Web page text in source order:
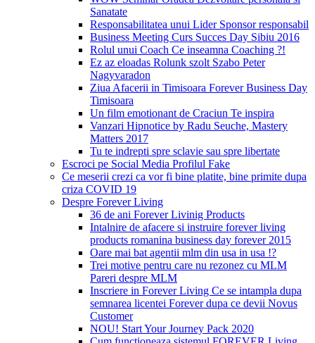
Sanatate
Responsabilitatea unui Lider Sponsor responsabil
Business Meeting Curs Succes Day Sibiu 2016
Rolul unui Coach Ce inseamna Coaching ?!
Ez az eloadas Rolunk szolt Szabo Peter
Nagyvaradon
Ziua Afacerii in Timisoara Forever Business Day
Timisoara
Un film emotionant de Craciun Te inspira
Vanzari Hipnotice by Radu Seuche, Mastery
Matters 2017
Tu te indrepti spre sclavie sau spre libertate
Escroci pe Social Media Profilul Fake
Ce meserii crezi ca vor fi bine platite, bine primite dupa
criza COVID 19
Despre Forever Living
36 de ani Forever Livinig Products
Intalnire de afacere si instruire forever living
products romanina business day forever 2015
Oare mai bat agentii mlm din usa in usa !?
Trei motive pentru care nu rezonez cu MLM
Pareri despre MLM
Inscriere in Forever Living Ce se intampla dupa
semnarea licentei Forever dupa ce devii Novus
Customer
NOU! Start Your Journey Pack 2020